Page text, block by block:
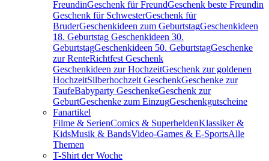
FreundinGeschenk für FreundGeschenk beste Freundin
Geschenk für SchwesterGeschenk für
BruderGeschenkideen zum GeburtstagGeschenkideen
18. Geburtstag Geschenkideen 30.
GeburtstagGeschenkideen 50. GeburtstagGeschenke
zur RenteRichtfest Geschenk
Geschenkideen zur HochzeitGeschenk zur goldenen
HochzeitSilberhochzeit GeschenkGeschenke zur
TaufeBabyparty GeschenkeGeschenk zur
GeburtGeschenke zum EinzugGeschenkgutscheine
Fanartikel
Filme & SerienComics & SuperheldenKlassiker &
KidsMusik & BandsVideo-Games & E-SportsAlle
Themen
T-Shirt der Woche